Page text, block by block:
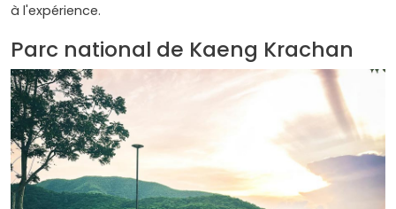
à l'expérience.
Parc national de Kaeng Krachan